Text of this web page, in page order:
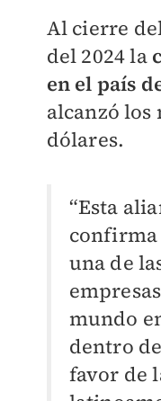
Al cierre
del 2024 la
en el país
alcanzó
dólares.
“Esta
confirma
una de
mundo
dentro
favor de